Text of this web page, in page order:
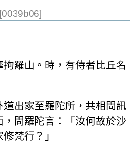
[0039b06]
拘羅山。時，有侍者比丘名
道出家至羅陀所，共相問訊
，問羅陀言：「汝何故於沙
梵行？」